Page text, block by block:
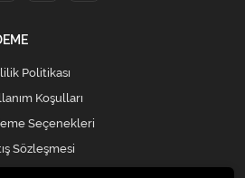
Politikası
Koşulları
Seçenekleri
Sözleşmesi